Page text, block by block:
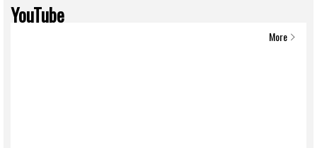
YouTube
More